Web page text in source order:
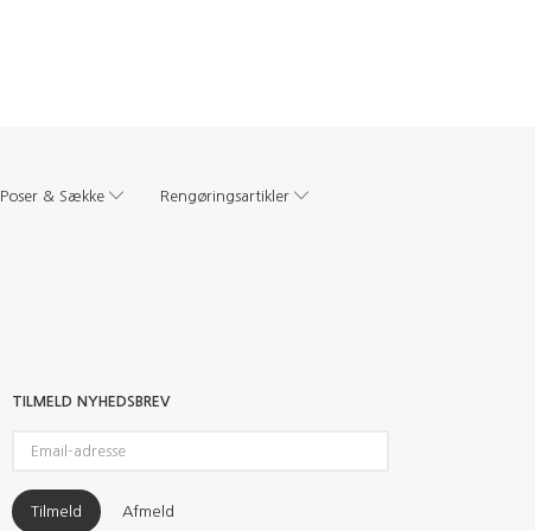
Poser & Sække Rengøringsartikler
TILMELD NYHEDSBREV
adresse
Tilmeld Afmeld